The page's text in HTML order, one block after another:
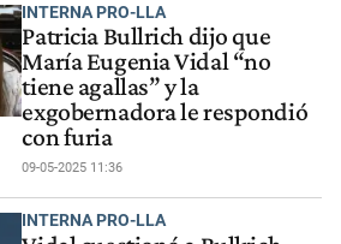
INTERNA PRO-LLA
Patricia Bullrich dijo que
María Eugenia Vidal “no
tiene agallas” y la
exgobernadora le respondió
con furia
09-05-2025 11:36
INTERNA PRO-LLA